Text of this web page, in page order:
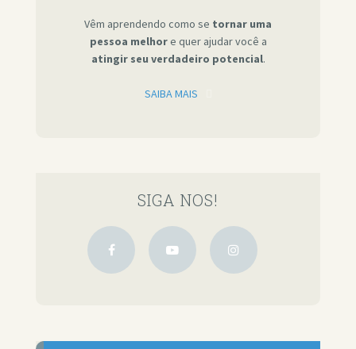
Vêm aprendendo como se tornar uma
pessoa melhore quer ajudar você a
atingir seu verdadeiro potencial.
SAIBA MAIS
SIGA NOS!